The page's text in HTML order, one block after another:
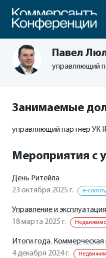
Павел
управляющий
Занимаемые
управляющий партнер УК
Мероприятия с
День Ритейла
23 октября 2025 г.
e-
Управление и
18 марта 2025 г.
Итоги года.
4 декабря 2024 г.